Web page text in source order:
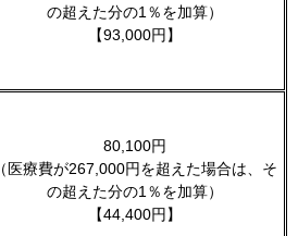
の超えた分の1％を加算）
【93,000円】
80,100円
（医療費が267,000円を超えた場合は、そ
の超えた分の1％を加算）
【44,400円】